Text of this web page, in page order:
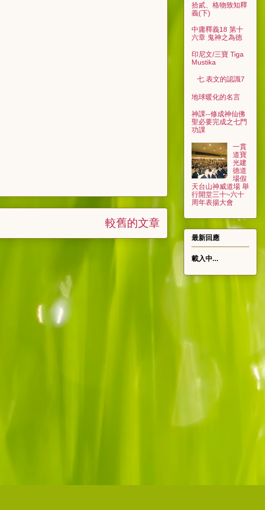
較舊的文章
拾貳、格物致知釋
義(下)
中庸釋義18 第十
六章 鬼神之為德
印尼文/三寶 Tiga
Mustika
七.表文的認識7
地球暖化的名言
神課--修成神仙佛
聖必要完成之七門
功課
一貫
道寶
光建
德道
場假
天台山神威道場 舉
行開堂三十~六十
周年表揚大會
最新回應
載入中...